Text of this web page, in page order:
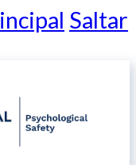
Saltar